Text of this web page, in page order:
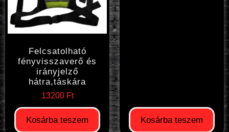
Felcsatolható
fényvisszaverő és
irányjelző
hátra,táskára
13200 Ft
Kosárba teszem Kosárba teszem